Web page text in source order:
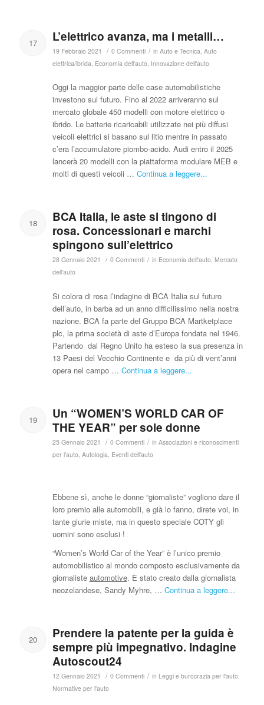
17 L’elettrico avanza, ma i metalli…
19 Febbraio 2021 / 0 Commenti / in Auto e Tecnica, Auto
elettrica/ibrida, Economia dell'auto, Innovazione dell'auto
Oggi la maggior parte delle case automobilistiche
investono sul futuro. Fino al 2022 arriveranno sul
mercato globale 450 modelli con motore elettrico o
ibrido. Le batterie ricaricabili utilizzate nei più diffusi
veicoli elettrici si basano sul litio mentre in passato
c’era l’accumulatore piombo-acido. Audi entro il 2025
lancerà 20 modelli con la piattaforma modulare MEB e
molti di questi veicoli … Continua a leggere...
18
BCA Italia, le aste si tingono di
rosa. Concessionari e marchi
spingono sull’elettrico
28 Gennaio 2021 / 0 Commenti / in Economia dell'auto, Mercato
dell'auto
Si colora di rosa l’indagine di BCA Italia sul futuro
dell’auto, in barba ad un anno difficilissimo nella nostra
nazione. BCA fa parte del Gruppo BCA Martketplace
plc, la prima società di aste d’Europa fondata nel 1946.
Partendo dal Regno Unito ha esteso la sua presenza in
13 Paesi del Vecchio Continente e da più di vent’anni
opera nel campo … Continua a leggere...
19
Un “WOMEN’S WORLD CAR OF
THE YEAR” per sole donne
25 Gennaio 2021 / 0 Commenti / in Associazioni e riconoscimenti
per l'auto, Autologia Eventi dell'auto
Ebbene sì, anche le donne “giornaliste” vogliono dare il
loro premio alle automobili, e già lo fanno, direte voi, in
tante giurie miste, ma in questo speciale COTY gli
uomini sono esclusi !
“Women’s World Car of the Year” è l’unico premio
automobilistico al mondo composto esclusivamente da
giornaliste automotive. È stato creato dalla giornalista
neozelandese, Sandy Myhre, … Continua a leggere...
20
Prendere la patente per la guida è
sempre più impegnativo. Indagine
Autoscout24
12 Gennaio 2021 / 0 Commenti / in Leggi e burocrazia per l'auto,
Normative per l'auto